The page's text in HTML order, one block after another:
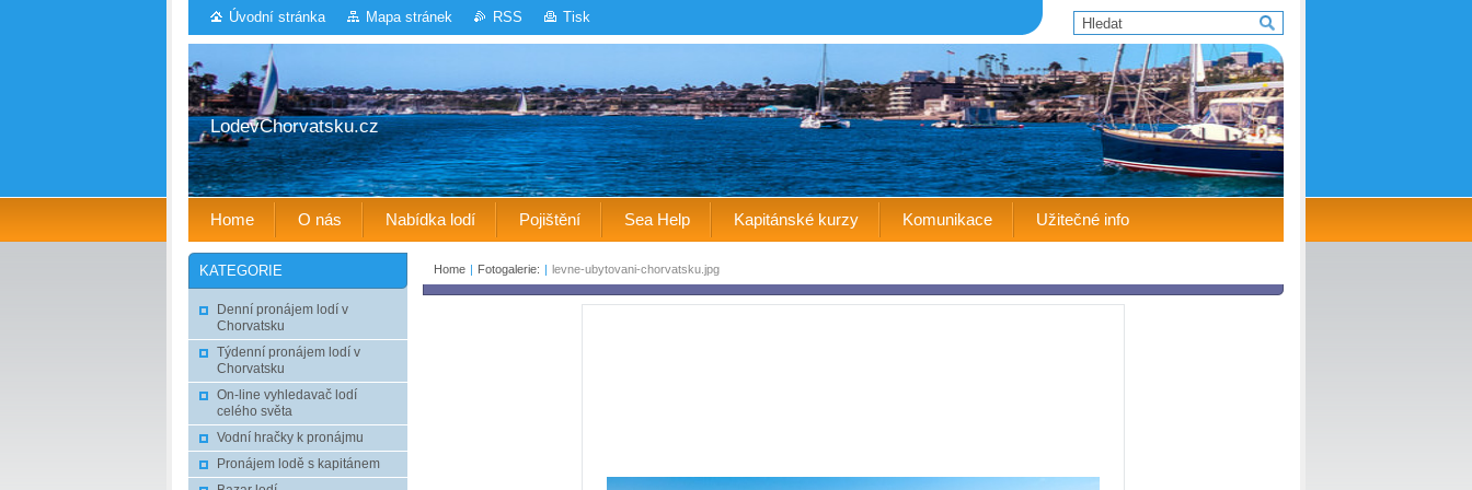
Úvodní stránka Mapa stránek RSS Tisk
LodevChorvatsku.cz
Home O nás Nabídka lodí Pojištění Sea Help Kapitánské kurzy Komunikace Užitečné info
Home | Fotogalerie: | levne-ubytovani-chorvatsku.jpg
KATEGORIE
Denní pronájem lodí v
Chorvatsku
Týdenní pronájem lodí v
Chorvatsku
On-line vyhledavač lodí
celého světa
Vodní hračky k pronájmu
Pronájem lodě s kapitánem